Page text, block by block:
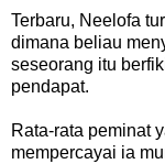
Terbaru, Neelofa
dimana beliau
seseorang itu
pendapat.
Rata-rata peminat
mempercayai ia